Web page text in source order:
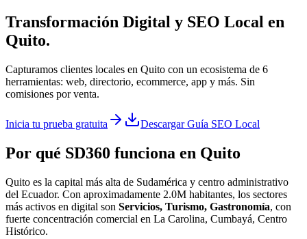
Transformación Digital y SEO Local en
Quito.
Capturamos clientes locales en Quito con un ecosistema de 6
herramientas: web, directorio, ecommerce, app y más. Sin
comisiones por venta.
Inicia tu prueba gratuita Descargar Guía SEO Local
Por qué SD360 funciona en Quito
Quito es la capital más alta de Sudamérica y centro administrativo
del Ecuador. Con aproximadamente 2.0M habitantes, los sectores
más activos en digital son Servicios, Turismo, Gastronomía, con
fuerte concentración comercial en La Carolina, Cumbayá, Centro
Histórico.